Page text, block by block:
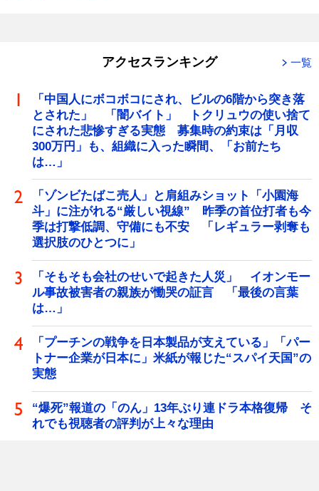
アクセスランキング 一覧
「中国人にボコボコにされ、ビルの6階から突き落
とされた」 「闇バイト」 トクリュウの使い捨て
にされた悲惨すぎる実態 募集時の約束は「月収
300万円」も、組織に入った瞬間、「お前たち
は…」
「ゾンビたばこ売人」と肩組みショット「小園海
斗」に注がれる“厳しい視線” 昨季の首位打者も今
季は打撃低調、守備にも不安 「レギュラー剥奪も
選択肢のひとつに」
「そもそも会社のせいで起きた人災」 イオンモー
ル事故被害者の親族が慟哭の証言 「最後の言葉
は…」
「プーチンの戦争を日本製品が支えている」「パー
トナー企業が日本に」米紙が報じた“スパイ天国”の
実態
“爆死”報道の「のん」13年ぶり連ドラ本格復帰 そ
れでも視聴者の評判が上々な理由